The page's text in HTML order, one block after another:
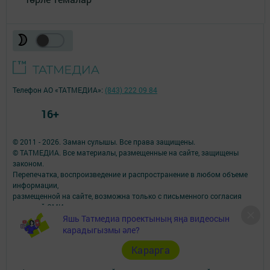
Яшь Татмедиа проектының яңа видеосын
карадыгызмы әле?
Карарга
© 2011 - 2026. Заман сулышы. Все права защищены.
© ТАТМЕДИА. Все материалы, размещенные на сайте, защищены
законом.
Перепечатка, воспроизведение и распространение в любом объеме
информации,
размещенной на сайте, возможна только с письменного согласия
редакций СМИ.
При поддержке Республиканского агентства по печати и массовым
коммуникациям.
Наименование СМИ: Заман сулышы ( Дыхание времени)
СМИ зарегистрировано Федеральной службой по надзору в сфере
Телефон АО «ТАТМЕДИА»: (843) 222 09 84
16+